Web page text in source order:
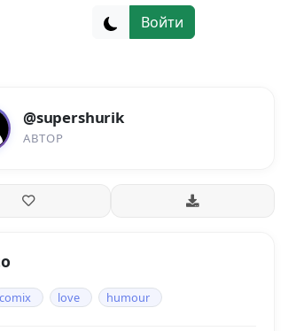
Войти
@supershurik
АВТОР
comix love humour